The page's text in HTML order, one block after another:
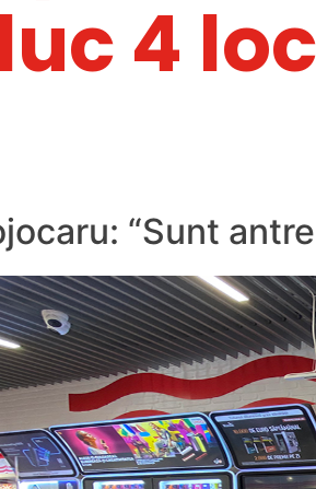
4
“Sunt